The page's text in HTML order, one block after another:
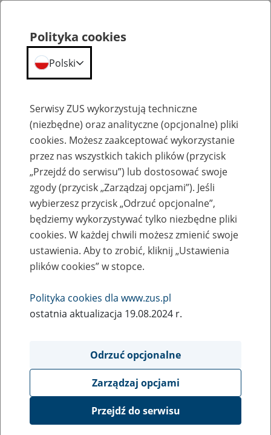
Szkolenia
Zaproś ZUS do siebie - zakładanie profili
eZUS w siedzibie Twojej firmy
Rodzaj wydarzenia
Szkolenia
Obszar merytoryczny
obsługa klientów
Opis wydarzenia
Platforma Usług Elektronicznych eZUS
Polityka cookies
Polski
Serwisy ZUS wykorzystują techniczne
(niezbędne) oraz analityczne (opcjonalne) pliki
cookies. Możesz zaakceptować wykorzystanie
przez nas wszystkich takich plików (przycisk
„Przejdź do serwisu”) lub dostosować swoje
zgody (przycisk „Zarządzaj opcjami”). Jeśli
wybierzesz przycisk „Odrzuć opcjonalne”,
będziemy wykorzystywać tylko niezbędne pliki
cookies. W każdej chwili możesz zmienić swoje
ustawienia. Aby to zrobić, kliknij „Ustawienia
plików cookies” w stopce.
Polityka cookies dla www.zus.pl
ostatnia aktualizacja 19.08.2024 r.
Odrzuć opcjonalne
Zarządzaj opcjami
Przejdź do serwisu